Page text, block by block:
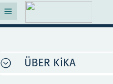
ÜBER KiKA